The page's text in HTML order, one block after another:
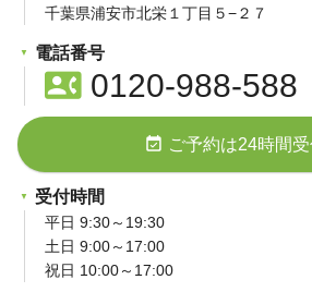
千葉県浦安市北栄１丁目５−２７
電話番号
contact_phone0120-988-588
event_available ご予約は24時間受
受付時間
平日 9:30～19:30
土日 9:00～17:00
祝日 10:00～17:00